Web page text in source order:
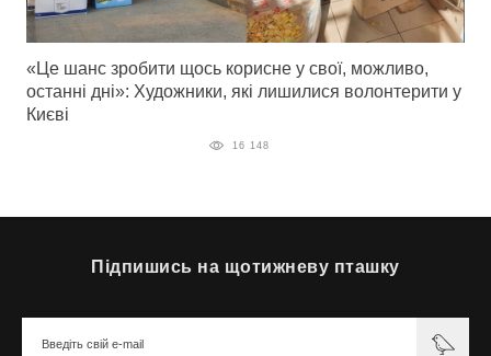
«Це шанс зробити щось корисне у свої, можливо,
останні дні»: Художники, які лишилися волонтерити у
Києві
16 148
Підпишись на щотижневу пташку